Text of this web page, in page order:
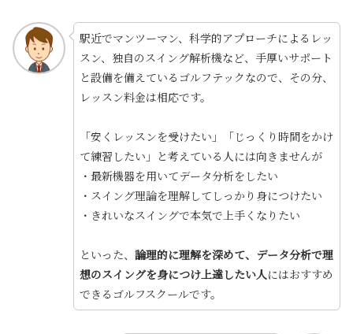
駅近でマンツーマン、科学的アプローチによるレッ
スン、独自のスイング解析機など、手厚いサポート
と設備を備えているゴルフテックなので、その分、
レッスン料金は相応です。
「安くレッスンを受けたい」「じっくり時間をかけ
て練習したい」と考えている人には向きませんが
・最新機器を用いてデータ分析をしたい
・スイング理論を理解してしっかり身につけたい
・きれいなスイングで本気で上手くなりたい
といった、 論理的に理解を深めて、データ分析で理
想のスイングを身につけ上達したい人にはおすすめ
できるゴルフスクールです。